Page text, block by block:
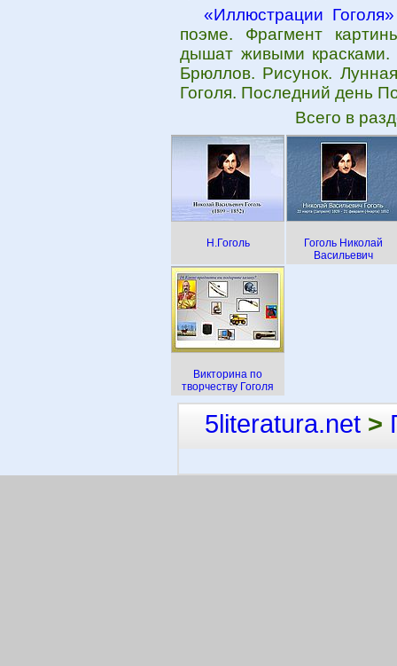
«Иллюстрации Гоголя»
поэме. Фрагмент
дышат живыми
Брюллов. Рисунок.
Гоголя. Последний день
Всего в
Н.Гоголь
Гоголь Николай
Васильевич
Викторина по
творчеству Гоголя
5literatura.net >